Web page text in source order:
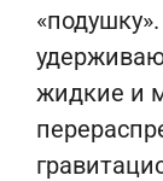
жидкие и